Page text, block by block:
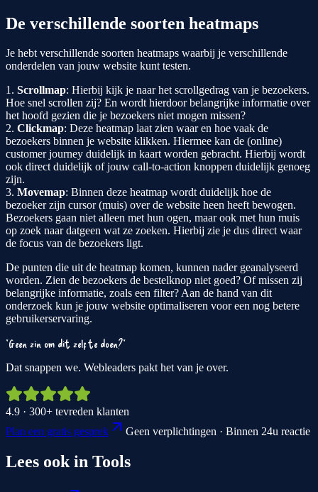
De verschillende soorten heatmaps
Je hebt verschillende soorten heatmaps waarbij je verschillende
onderdelen van jouw website kunt testen.
1. Scrollmap: Hierbij kijk je naar het scrollgedrag van je bezoekers.
Hoe snel scrollen zij? En wordt hierdoor belangrijke informatie over
het hoofd gezien die je bezoekers niet mogen missen?
2. Clickmap: Deze heatmap laat zien waar en hoe vaak de
bezoekers binnen je website klikken. Hiermee kan de (online)
customer journey duidelijk in kaart worden gebracht. Hierbij wordt
ook direct duidelijk of jouw call-to-action knoppen duidelijk genoeg
zijn.
3. Movemap: Binnen deze heatmap wordt duidelijk hoe de
bezoeker zijn cursor (muis) over de website heen heeft bewogen.
Bezoekers gaan niet alleen met hun ogen, maar ook met hun muis
op zoek naar datgeen wat ze zoeken. Hierbij zie je dus direct waar
de focus van de bezoekers ligt.
De punten die uit de heatmap komen, kunnen nader geanalyseerd
worden. Zien de bezoekers de bestelknop niet goed? Of missen zij
belangrijke informatie, zoals een filter? Aan de hand van dit
onderzoek kun je jouw website optimaliseren voor een nog betere
gebruikerservaring.
"Geen zin om dit zelf te doen?"
Dat snappen we. Webleaders pakt het van je over.
4.9 · 300+ tevreden klanten
Plan een gratis gesprek
Geen verplichtingen · Binnen 24u reactie
Lees ook in Tools